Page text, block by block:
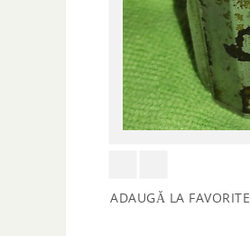
ADAUGĂ LA FAVORITE